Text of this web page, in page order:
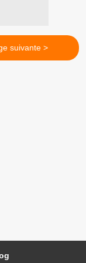
suivante >